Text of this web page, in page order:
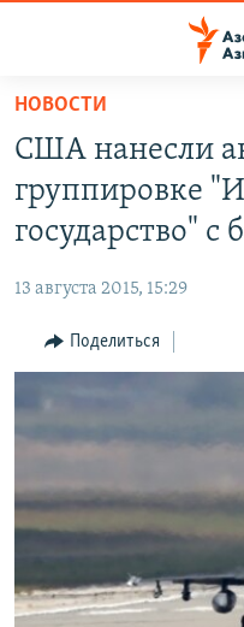
Вернуться
основному
содержанию
Вернутся
главной
навигации
Вернутся
поиску
ТАДЖИКИСТАН
ВОЙНА В УКРАИНЕ
ҚАЗАҚША
КЫРГЫЗЧА
Все сайты РСЕ/РС
НОВОСТИ
США нанесли
группировке
государство" с
13 августа 2015, 15:29
Поделиться